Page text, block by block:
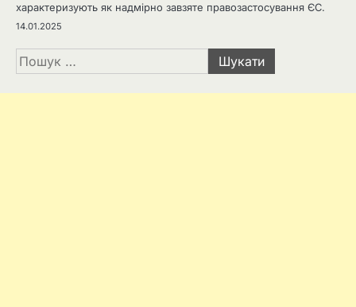
характеризують як надмірно завзяте правозастосування ЄС.
14.01.2025
Пошук: